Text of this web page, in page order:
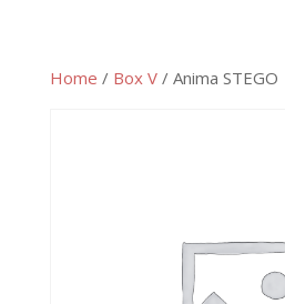
Home / Box V/ Anima STEGO